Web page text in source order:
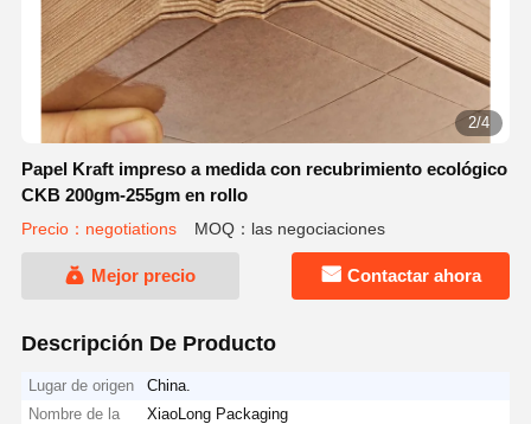
2/4
Papel Kraft impreso a medida con recubrimiento ecológico
CKB 200gm-255gm en rollo
Precio：negotiations MOQ：las negociaciones
Mejor precio Contactar ahora
Descripción De Producto
Lugar de origen
China.
Nombre de la
XiaoLong Packaging